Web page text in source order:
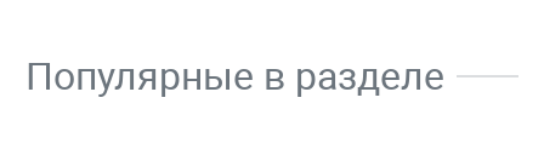
Популярные в разделе